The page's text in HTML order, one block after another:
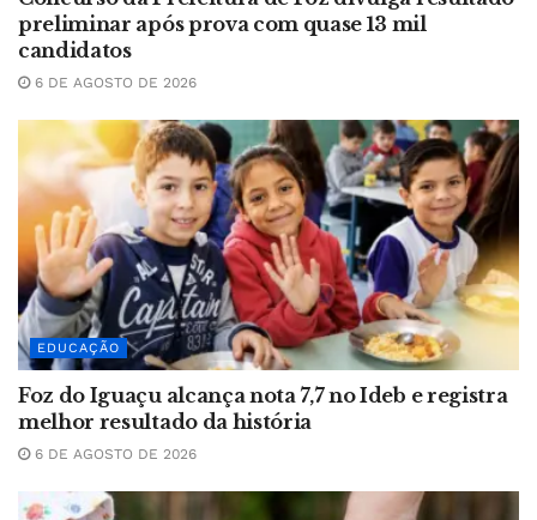
preliminar após prova com quase 13 mil
candidatos
6 DE AGOSTO DE 2026
EDUCAÇÃO
Foz do Iguaçu alcança nota 7,7 no Ideb e registra
melhor resultado da história
6 DE AGOSTO DE 2026